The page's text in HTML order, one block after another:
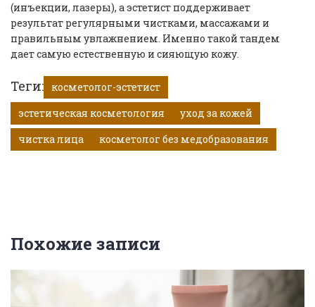
(инъекции, лазеры), а эстетист поддерживает
результат регулярными чистками, массажами и
правильным увлажнением. Именно такой тандем
дает самую естественную и сияющую кожу.
Теги:
косметолог-эстетист
эстетическая косметология
уход за кожей
чистка лица
косметолог без медобразования
Похожие записи